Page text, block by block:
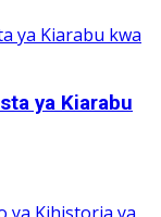
ya Kiarabu